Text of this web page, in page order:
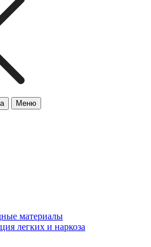
Меню
материалы
легких и наркоза